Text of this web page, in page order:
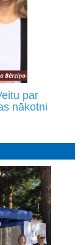
par
nākotni